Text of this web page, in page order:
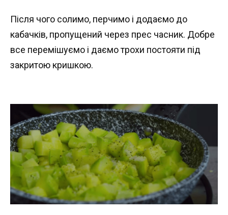
Після чого солимо, перчимо і додаємо до
кабачків, пропущений через прес часник. Добре
все перемішуємо і даємо трохи постояти під
закритою кришкою.